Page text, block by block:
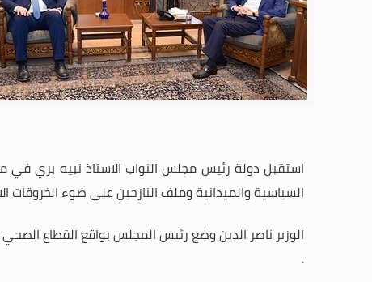
استقبل دولة رئيس مجلس النواب الاستاذ نبيه بري في
السياسية والميدانية وملف النازحين على ضوء الخروقات
الوزير ناصر الدين وضع رئيس المجلس بواقع القطاع
.